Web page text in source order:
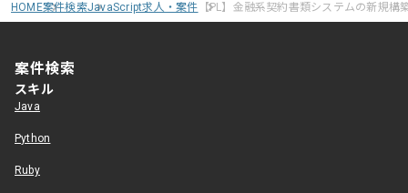
HOME案件検索JavaScript求人・案件 【PL】金融系契約書類システムの新規構
案件検索
スキル
Java
Python
Ruby